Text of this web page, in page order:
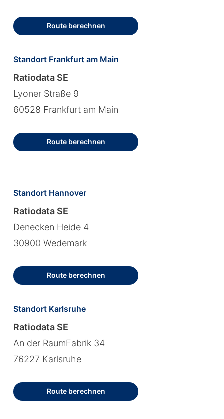
Route berechnen
Standort Frankfurt am Main
Ratiodata SE
Lyoner Straße 9
60528 Frankfurt am Main
Route berechnen
Standort Hannover
Ratiodata SE
Denecken Heide 4
30900 Wedemark
Route berechnen
Standort Karlsruhe
Ratiodata SE
An der RaumFabrik 34
76227 Karlsruhe
Route berechnen